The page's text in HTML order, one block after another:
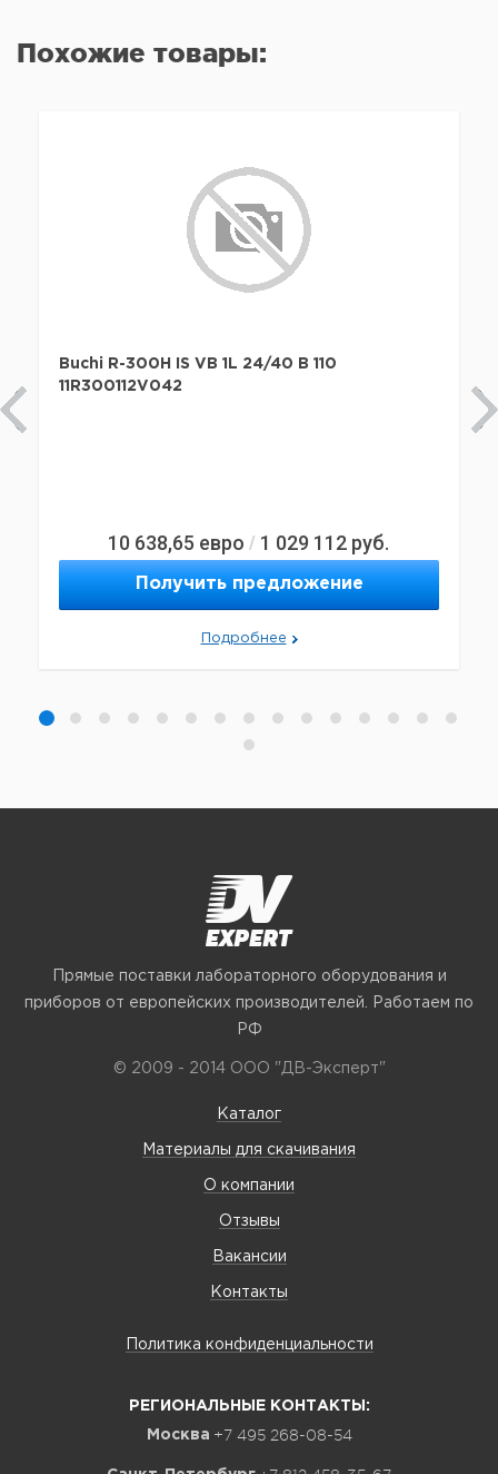
Похожие товары:
Buchi R-300H IS VB 1L 24/40 В 110
11R300112V042
10 638,65 евро / 1 029 112 руб.
Получить предложение
Подробнее
Прямые поставки лабораторного оборудования и
приборов от европейских производителей. Работаем по
РФ
© 2009 - 2014 ООО "ДВ-Эксперт"
Каталог
Материалы для скачивания
О компании
Отзывы
Вакансии
Контакты
Политика конфиденциальности
РЕГИОНАЛЬНЫЕ КОНТАКТЫ:
Москва +7 495 268-08-54